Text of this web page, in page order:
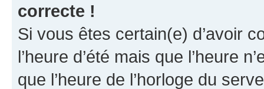
correcte !
Si vous êtes certain(e) d’avoir
l’heure d’été mais que l’heure
que l’heure de l’horloge du